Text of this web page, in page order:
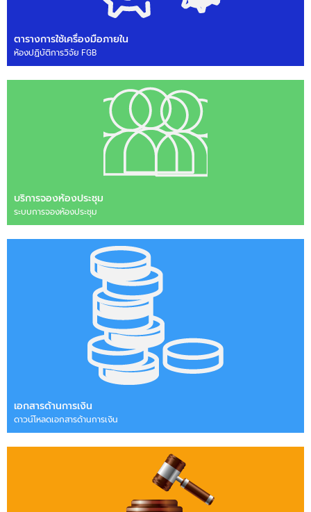
ตารางการใช้เครื่องมือภายใน
ห้องปฏิบัติการวิจัย FGB
บริการจองห้องประชุม
ระบบการจองห้องประชุม
เอกสารด้านการเงิน
ดาวน์โหลดเอกสารด้านการเงิน